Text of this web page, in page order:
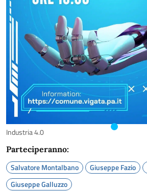
Industria 4.0
Parteciperanno:
Salvatore Montalbano Giuseppe Fazio
Giuseppe Galluzzo